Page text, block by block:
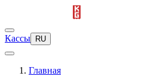
Кассы RU
Главная